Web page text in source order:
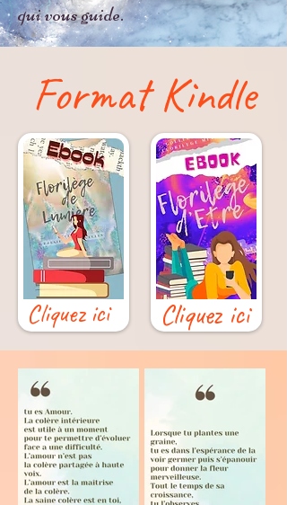
qui vous guide.
Format Kindle
Cliquez ici Cliquez ici